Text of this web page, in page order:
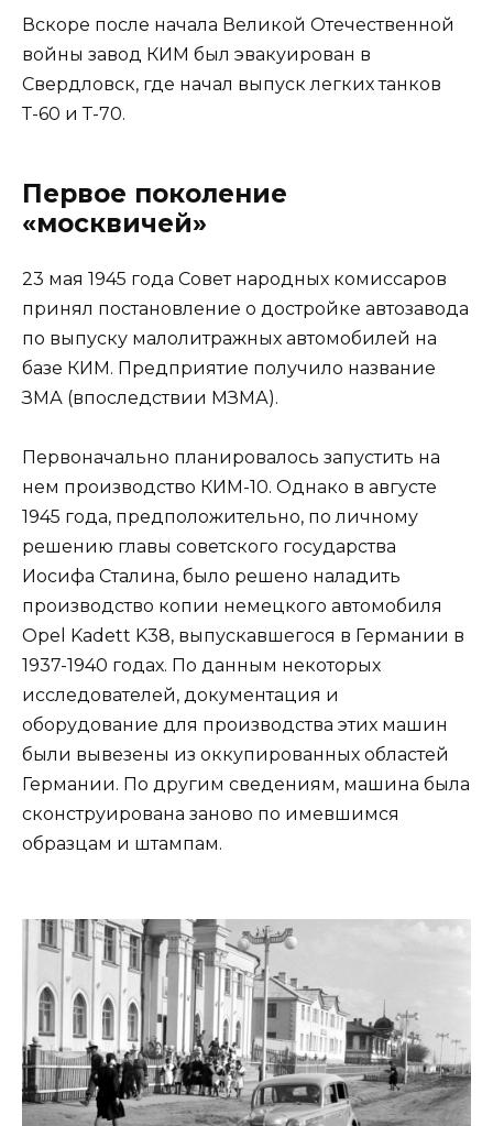
Вскоре после начала Великой Отечественной
войны завод КИМ был эвакуирован в
Свердловск, где начал выпуск легких танков
Т-60 и Т-70.
Первое поколение
«москвичей»
23 мая 1945 года Совет народных комиссаров
принял постановление о достройке автозавода
по выпуску малолитражных автомобилей на
базе КИМ. Предприятие получило название
ЗМА (впоследствии МЗМА).
Первоначально планировалось запустить на
нем производство КИМ-10. Однако в августе
1945 года, предположительно, по личному
решению главы советского государства
Иосифа Сталина, было решено наладить
производство копии немецкого автомобиля
Opel Kadett K38, выпускавшегося в Германии в
1937-1940 годах. По данным некоторых
исследователей, документация и
оборудование для производства этих машин
были вывезены из оккупированных областей
Германии. По другим сведениям, машина была
сконструирована заново по имевшимся
образцам и штампам.